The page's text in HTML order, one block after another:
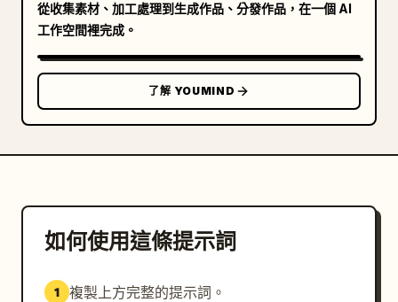
從收集素材、加工處理到生成作品、分發作品，在一個 AI
工作空間裡完成。
了解 YOUMIND
如何使用這條提示詞
1 複製上方完整的提示詞。